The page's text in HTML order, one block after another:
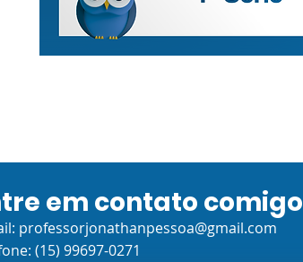
em contato comigo
professorjonathanpessoa@gmail.com
(15) 99697-0271